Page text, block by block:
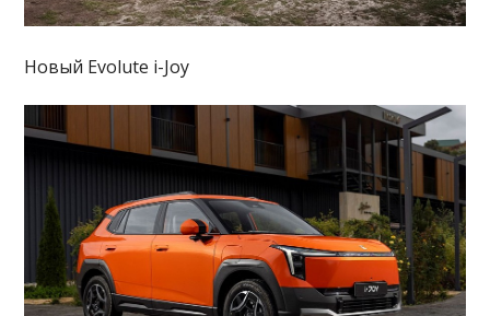
Новый Evolute i-Joy